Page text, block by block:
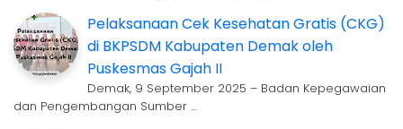
Pelaksanaan Cek Kesehatan Gratis (CKG)
di BKPSDM Kabupaten Demak oleh
Puskesmas Gajah II
Demak, 9 September 2025 – Badan Kepegawaian
dan Pengembangan Sumber …